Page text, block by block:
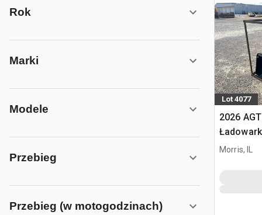
Rok
Marki
Modele
Przebieg
Przebieg (w motogodzinach)
Lot 4077
2026
Morris, IL